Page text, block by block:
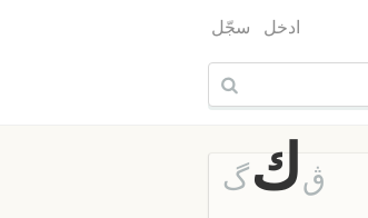
ادخل سجّل
ڨك گ